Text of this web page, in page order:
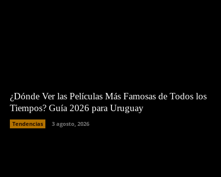
¿Dónde Ver las Películas Más Famosas de Todos los
Tiempos? Guía 2026 para Uruguay
Tendencias 3 agosto, 2026